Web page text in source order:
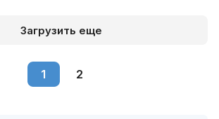
Загрузить еще
1 2